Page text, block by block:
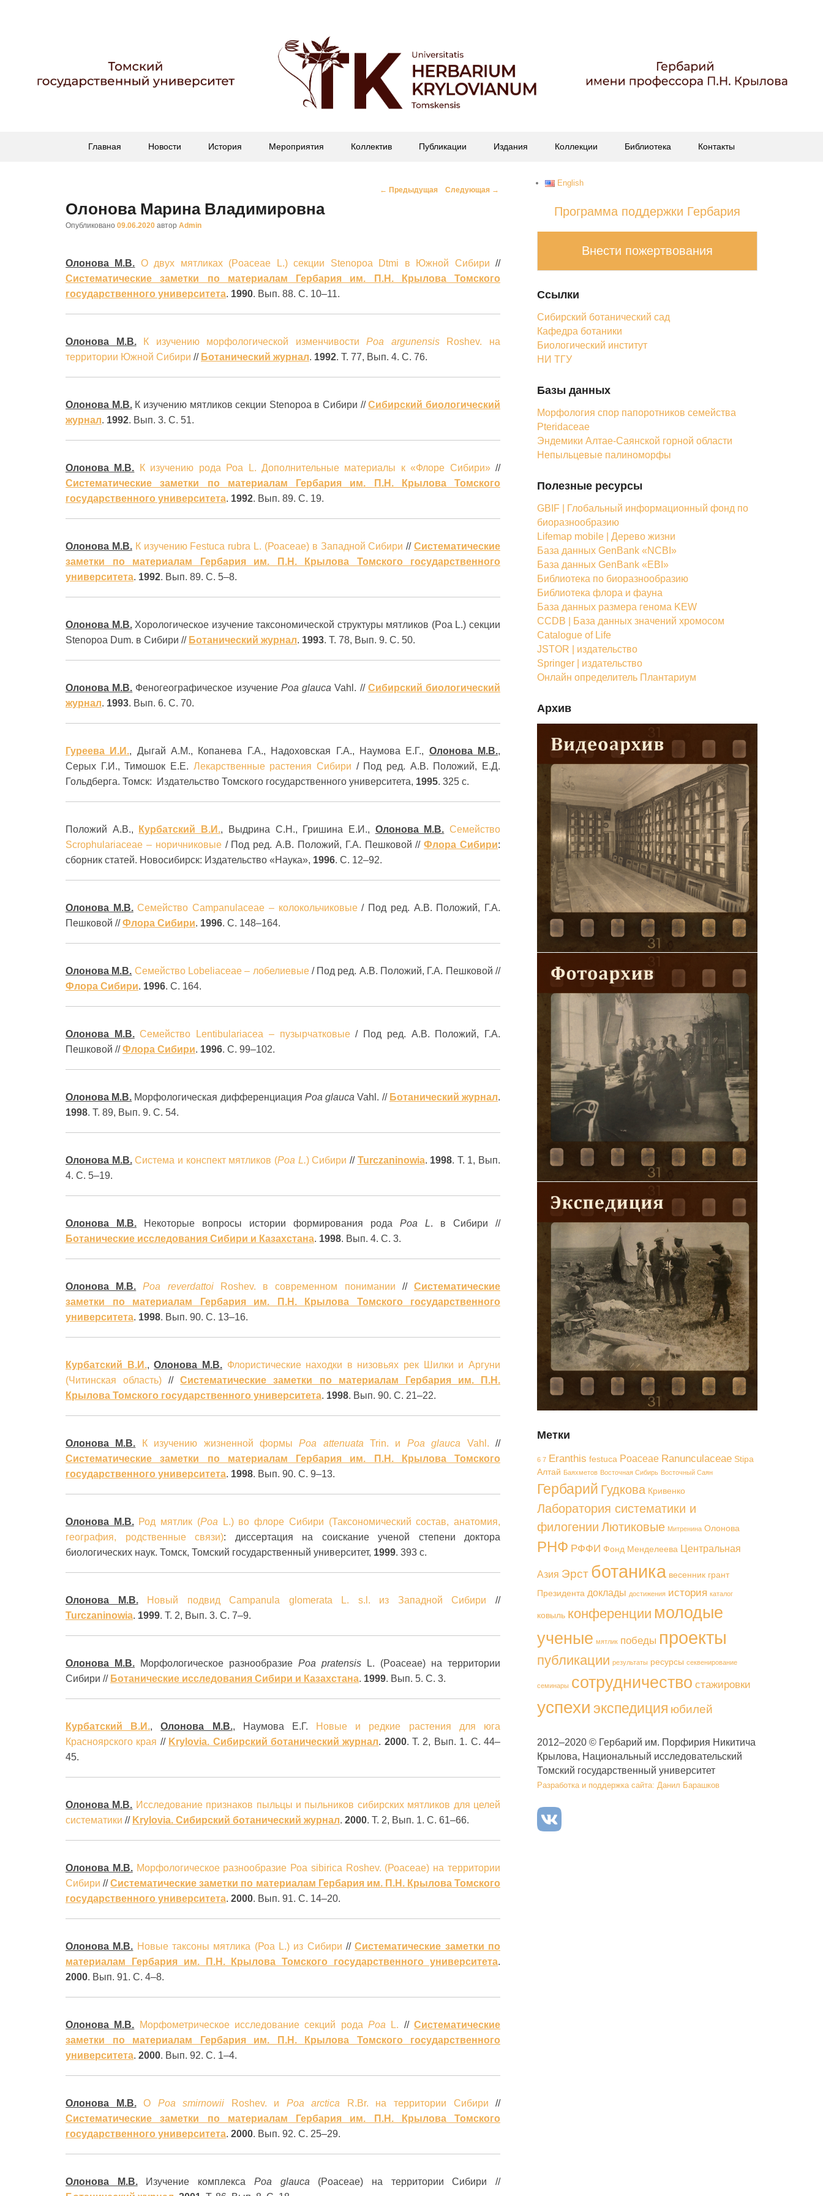
Главная Новости История Мероприятия Коллектив Публикации Издания Коллекции Библиотека Контакты
Навигация
← Предыдущая Следующая →
Олонова Марина Владимировна
Опубликовано 09.06.2020 автор Admin
Олонова М.В. О двух мятликах (Poaceae L.) секции Stenopoa Dtmi в Южной Сибири //
Систематические заметки по материалам Гербария им. П.Н. Крылова Томского
государственного университета. 1990. Вып. 88. С. 10–11.
Олонова М.В. К изучению морфологической изменчивостиPoa argunensisRoshev. на
территории Южной Сибири // Ботанический журнал. 1992. Т. 77, Вып. 4. С. 76.
Олонова М.В.К изучению мятликов секции Stenopoa в Сибири //Сибирский биологический
журнал. 1992. Вып. 3. С. 51.
Олонова М.В. К изучению рода Роа L. Дополнительные материалы к «Флоре Сибири»//
Систематические заметки по материалам Гербария им. П.Н. Крылова Томского
государственного университета. 1992. Вып. 89. С. 19.
Олонова М.В. К изучению Festuca rubra L. (Роасeаe) в Западной Сибири //Систематические
заметки по материалам Гербария им. П.Н. Крылова Томского государственного
университета. 1992. Вып. 89. С. 5–8.
Олонова М.В.Хорологическое изучение таксономической структуры мятликов (Poa L.) секции
Stenopoa Dum. в Сибири // Ботанический журнал. 1993. Т. 78, Вып. 9. С. 50.
Олонова М.В. Феногеографическое изучение Poa glauca Vahl. // Сибирский биологический
журнал. 1993. Вып. 6. С. 70.
Гуреева И.И., Дыгай А.М., Копанева Г.А., Надоховская Г.А., Наумова Е.Г., Олонова М.В.,
Серых Г.И., Тимошок Е.Е. Лекарственные растения Сибири / Под ред. А.В. Положий, Е.Д.
Гольдберга. Томск: Издательство Томского государственного университета, 1995. 325 с.
Положий А.В., Курбатский В.И., Выдрина C.H., Гришина Е.И., Олонова M.B. Семейство
Scrophulariaceae – норичниковые/ Под ред. А.В. Положий, Г.А. Пешковой //Флора Сибири:
сборник статей. Новосибирск: Издательство «Наука», 1996. С. 12–92.
Олонова М.В. Семейство Campanulaceae – колокольчиковые/ Под ред. А.В. Положий, Г.А.
Пешковой //Флора Сибири. 1996. С. 148–164.
Олонова М.В. Семейство Lobeliaceae – лобелиевые/ Под ред. А.В. Положий, Г.А. Пешковой //
Флора Сибири. 1996. С. 164.
Олонова М.В. Семейство Lentibulariacea – пузырчатковые/ Под ред. А.В. Положий, Г.А.
Пешковой //Флора Сибири. 1996. С. 99–102.
Олонова М.В. Морфологическая дифференциация Poa glauca Vahl. // Ботанический журнал.
1998. Т. 89, Вып. 9. С. 54.
Олонова М.В. Система и конспект мятликов (Pоа L.) Сибири // Turczaninowia. 1998. Т. 1, Вып.
4. С. 5–19.
Олонова М.В. Некоторые вопросы истории формирования рода Роа L. в Сибири //
Ботанические исследования Сибири и Казахстана. 1998. Вып. 4. С. 3.
Олонова М.В. Роа reverdattoiRoshev. в современном понимании //Систематические
заметки по материалам Гербария им. П.Н. Крылова Томского государственного
университета. 1998. Вып. 90. С. 13–16.
Курбатский В.И.,Олонова М.В. Флористические находки в низовьях рек Шилки и Аргуни
(Читинская область) //Систематические заметки по материалам Гербария им. П.Н.
Крылова Томского государственного университета. 1998. Вып. 90. С. 21–22.
Олонова М.В. К изучению жизненной формыРоа attenuata Trin. и Роа glauca Vahl. //
Систематические заметки по материалам Гербария им. П.Н. Крылова Томского
государственного университета. 1998. Вып. 90. С. 9–13.
Олонова М.В. Род мятлик (Poa L.) во флоре Сибири (Таксономический состав, анатомия,
география, родственные связи): диссертация на соискание ученой степени доктора
биологических наук. Томск, Томский государственный университет, 1999. 393 с.
Олонова М.В. Новый подвид Campanula glomerata L. s.l. из Западной Сибири //
Turczaninowia. 1999. Т. 2, Вып. 3. С. 7–9.
Олонова М.В. Морфологическое разнообразие Poa pratensis L. (Poaceae) на территории
Сибири // Ботанические исследования Сибири и Казахстана. 1999. Вып. 5. С. 3.
Курбатский В.И.,Олонова М.В., Наумова Е.Г.
Новые и редкие растения для юга
Красноярского края // Krylovia. Сибирский ботанический журнал. 2000. Т. 2, Вып. 1. С. 44–
45.
Олонова М.В. Исследование признаков пыльцы и пыльников сибирских мятликов для целей
систематики // Krylovia. Сибирский ботанический журнал. 2000. Т. 2, Вып. 1. С. 61–66.
Олонова М.В. Морфологическое разнообразие Роа sibirica Roshev. (Роасеае) на территории
Сибири //Систематические заметки по материалам Гербария им. П.Н. Крылова Томского
государственного университета. 2000. Вып. 91. С. 14–20.
Олонова М.В. Новые таксоны мятлика (Роа L.) из Сибири //Систематические заметки по
материалам Гербария им. П.Н. Крылова Томского государственного университета.
2000. Вып. 91. С. 4–8.
Олонова М.В. Морфометрическое исследование секций родаPoa L. //Систематические
заметки по материалам Гербария им. П.Н. Крылова Томского государственного
университета. 2000. Вып. 92. С. 1–4.
Олонова М.В. О Роа smirnowii Roshev. и Роа arctica R.Br. на территории Сибири //
Систематические заметки по материалам Гербария им. П.Н. Крылова Томского
государственного университета. 2000. Вып. 92. С. 25–29.
Олонова М.В.Изучение комплекса Poa glauca (Poaceae) на территории Сибири //
English
Программа поддержки Гербария
Внести пожертвования
Ссылки
Сибирский ботанический сад
Кафедра ботаники
Биологический институт
НИ ТГУ
Базы данных
Морфология спор папоротников семейства
Pteridaceae
Эндемики Алтае-Саянской горной области
Непыльцевые палиноморфы
Полезные ресурсы
GBIF | Глобальный информационный фонд по
биоразнообразию
Lifemap mobile | Дерево жизни
База данных GenBank «NCBI»
База данных GenBank «EBI»
Библиотека по биоразнообразию
Библиотека флора и фауна
База данных размера генома KEW
CCDB | База данных значений хромосом
Catalogue of Life
JSTOR | издательство
Springer | издательство
Онлайн определитель Плантариум
Архив
Метки
6 7 Eranthis festuca Poaceae Ranunculaceae Stipa
Алтай Баяхметов Восточная Сибирь Восточный Саян
Гербарий Гудкова Кривенко
Лаборатория систематики и
филогении Лютиковые Митренина Олонова
РНФ РФФИ Фонд Менделеева Центральная
Азия Эрст ботаника весенник грант
Президента доклады достижения история каталог
ковыль конференции молодые
ученые мятлик победы проекты
публикации результаты ресурсы секвенирование
семинары сотрудничество стажировки
успехи экспедиция юбилей
2012–2020 © Гербарий им. Порфирия Никитича
Крылова, Национальный исследовательский
Томский государственный университет
Разработка и поддержка сайта: Данил Барашков